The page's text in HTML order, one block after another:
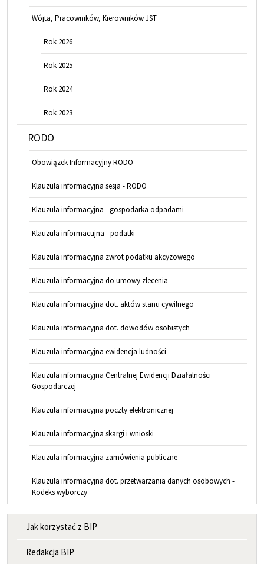
Wójta, Pracowników, Kierowników JST
Rok 2026
Rok 2025
Rok 2024
Rok 2023
RODO
Obowiązek Informacyjny RODO
Klauzula informacyjna sesja - RODO
Klauzula informacyjna - gospodarka odpadami
Klauzula informacujna - podatki
Klauzula informacyjna zwrot podatku akcyzowego
Klauzula informacyjna do umowy zlecenia
Klauzula informacyjna dot. aktów stanu cywilnego
Klauzula informacyjna dot. dowodów osobistych
Klauzula informacyjna ewidencja ludności
Klauzula informacyjna Centralnej Ewidencji Działalności
Gospodarczej
Klauzula informacyjna poczty elektronicznej
Klauzula informacyjna skargi i wnioski
Klauzula informacyjna zamówienia publiczne
Klauzula informacyjna dot. przetwarzania danych osobowych -
Kodeks wyborczy
MENU INFORMACYJNE
Jak korzystać z BIP
Redakcja BIP